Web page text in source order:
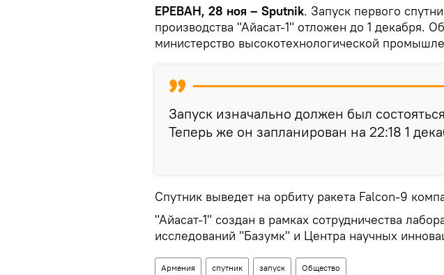
ЕРЕВАН, 28 ноя – Sputnik. Запуск первого
производства "Айасат-1" отложен до 1 декабря.
министерство высокотехнологической
Запуск изначально должен был
Теперь же он запланирован на 22:18 1
Спутник выведет на орбиту ракета Falcon-9
"Айасат-1" создан в рамках сотрудничества
исследований "Базумк" и Центра научных
Армения спутник запуск Общество